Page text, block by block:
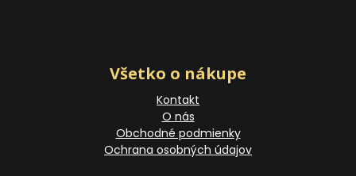
Všetko o nákupe
Kontakt
O nás
Obchodné podmienky
Ochrana osobných údajov